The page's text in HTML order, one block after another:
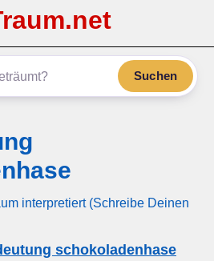
Suchen
interpretiert (Schreibe Deinen
schokoladenhase